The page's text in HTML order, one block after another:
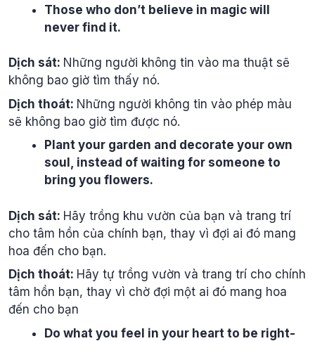
Those who don’t believe in magic will
never find it.
Dịch sát: Những người không tin vào ma thuật sẽ
không bao giờ tìm thấy nó.
Dịch thoát: Những người không tin vào phép màu
sẽ không bao giờ tìm được nó.
Plant your garden and decorate your own
soul, instead of waiting for someone to
bring you flowers.
Dịch sát: Hãy trồng khu vườn của bạn và trang trí
cho tâm hồn của chính bạn, thay vì đợi ai đó mang
hoa đến cho bạn.
Dịch thoát: Hãy tự trồng vườn và trang trí cho chính
tâm hồn bạn, thay vì chờ đợi một ai đó mang hoa
đến cho bạn
Do what you feel in your heart to be right-